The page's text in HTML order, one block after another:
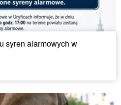
syren alarmowych w